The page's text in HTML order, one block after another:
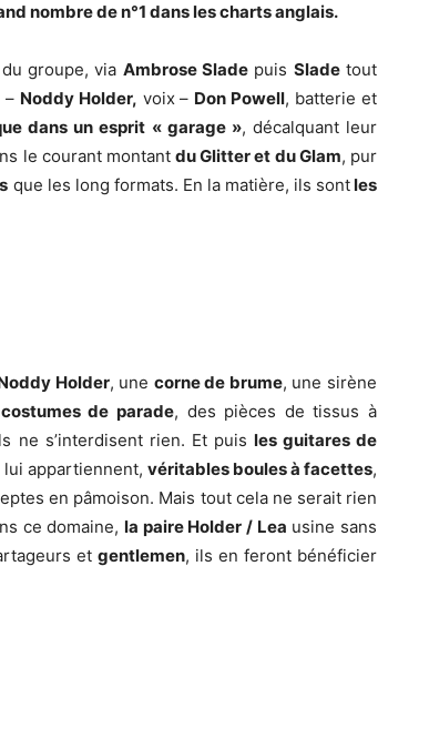
nombre de n°1 dans les charts anglais.
groupe, via Ambrose Sladepuis Sladetout
– Noddy Holder, voix – Don Powell, batterie et
dans un esprit « garage », décalquant leur
le courant montantdu Glitter et du Glam, pur
que les long formats. En la matière, ils sontles
Holder, une corne de brume, une sirène
costumes de parade, des pièces de tissus à
ne s’interdisent rien. Et puis les guitares de
appartiennent, véritables boules à facettes,
en pâmoison. Mais tout cela ne serait rien
ce domaine,la paire Holder / Lea usine sans
et gentlemen, ils en feront bénéficier